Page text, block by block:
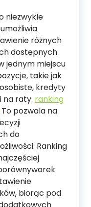
niezwykle
różnych
dostępnych
jednym miejscu
takie jak
kredyty
na raty. ranking
To pozwala na
do
Ranking
biorąc pod